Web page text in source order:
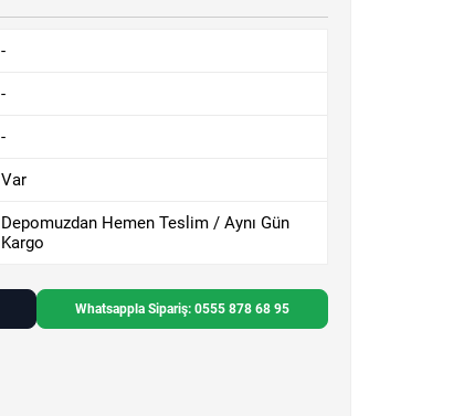
-
-
-
Var
Depomuzdan Hemen Teslim / Aynı Gün
Kargo
Whatsappla Sipariş: 0555 878 68 95